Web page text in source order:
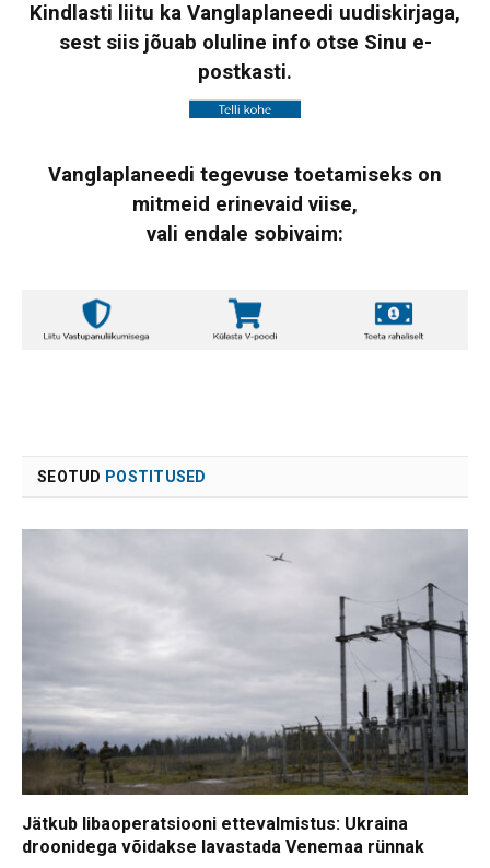
Kindlasti liitu ka Vanglaplaneedi uudiskirjaga,
sest siis jõuab oluline info otse Sinu e-
postkasti.
Vanglaplaneedi tegevuse toetamiseks on
mitmeid erinevaid viise,
vali endale sobivaim:
SEOTUD POSTITUSED
Jätkub libaoperatsiooni ettevalmistus: Ukraina
droonidega võidakse lavastada Venemaa rünnak